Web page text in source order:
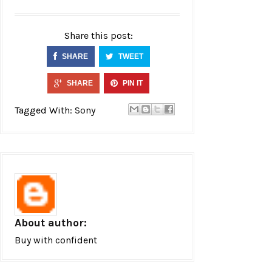
Share this post:
SHARE TWEET
SHARE PIN IT
Tagged With: Sony
About author:
Buy with confident